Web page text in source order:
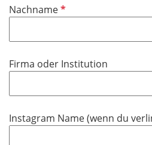
c
t
e
d
NachnameP
l
c
t
e
Firma oder Institution
Instagram Name (wenn du